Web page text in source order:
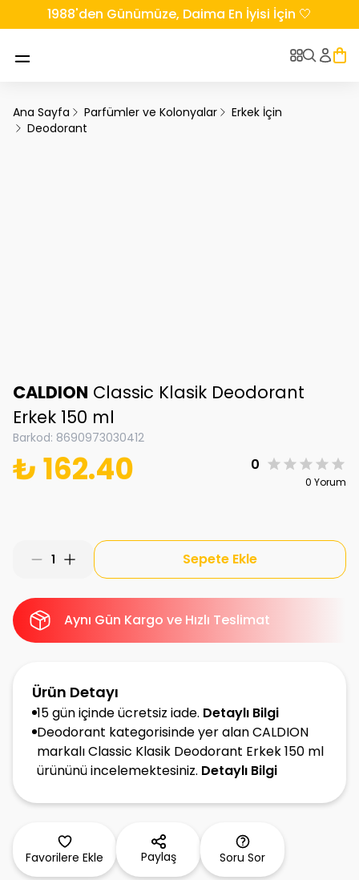
1988'den Günümüze, Daima En İyisi İçin 🤍
Ana Sayfa Parfümler ve Kolonyalar
Erkek İçin
Deodorant
CALDION Classic Klasik Deodorant
Erkek 150 ml
Barkod: 8690973030412
₺ 162.40 0
0 Yorum
1 Sepete Ekle
Aynı Gün Kargo ve Hızlı Teslimat
Ürün Detayı
15 gün içinde ücretsiz iade. Detaylı Bilgi
Deodorant kategorisinde yer alan CALDION
markalı Classic Klasik Deodorant Erkek 150 ml
ürününü incelemektesiniz. Detaylı Bilgi
Favorilere Ekle Paylaş Soru Sor